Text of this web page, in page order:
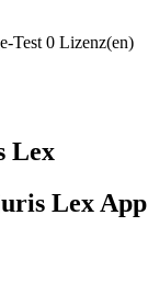
Test 0 Lizenz(en)
Lex
Lex App